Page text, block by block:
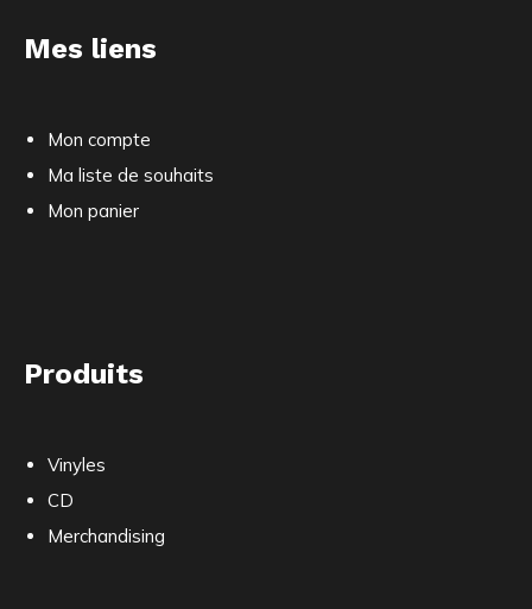
Mes liens
Mon compte
Ma liste de souhaits
Mon panier
Produits
Vinyles
CD
Merchandising